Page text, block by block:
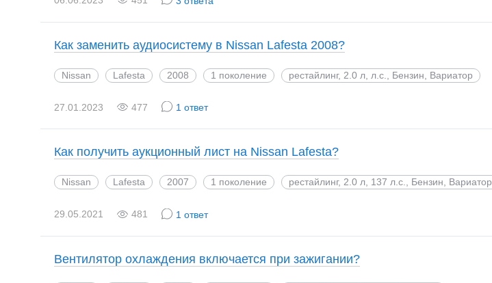
Как заменить аудиосистему в Nissan Lafesta 2008?
Nissan Lafesta 2008 1 поколение рестайлинг, 2.0 л, л.с., Бензин, Вариатор
27.01.2023 477 1 ответ
Как получить аукционный лист на Nissan Lafesta?
Nissan Lafesta 2007 1 поколение рестайлинг, 2.0 л, 137 л.с., Бензин, Вариатор
29.05.2021 481 1 ответ
Вентилятор охлаждения включается при зажигании?